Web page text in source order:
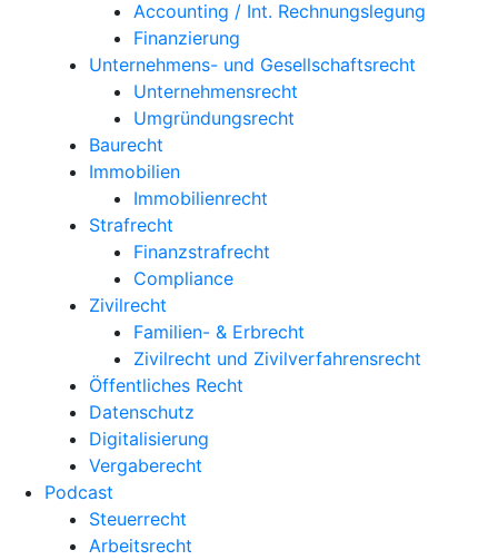
Accounting / Int. Rechnungslegung
Finanzierung
Unternehmens- und Gesellschaftsrecht
Unternehmensrecht
Umgründungsrecht
Baurecht
Immobilien
Immobilienrecht
Strafrecht
Finanzstrafrecht
Compliance
Zivilrecht
Familien- & Erbrecht
Zivilrecht und Zivilverfahrensrecht
Öffentliches Recht
Datenschutz
Digitalisierung
Vergaberecht
Podcast
Steuerrecht
Arbeitsrecht